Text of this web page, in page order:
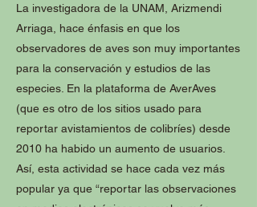
La investigadora de la UNAM, Arizmendi
Arriaga, hace énfasis en que los
observadores de aves son muy importantes
para la conservación y estudios de las
especies. En la plataforma de AverAves
(que es otro de los sitios usado para
reportar avistamientos de colibríes) desde
2010 ha habido un aumento de usuarios.
Así, esta actividad se hace cada vez más
popular ya que “reportar las observaciones